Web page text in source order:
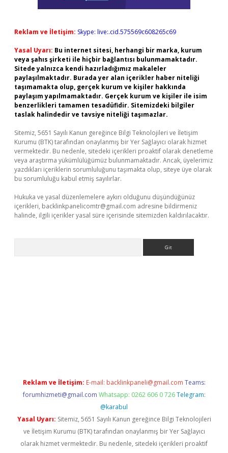
Reklam ve İletişim: Skype: live:.cid.575569c608265c69
Yasal Uyarı: Bu internet sitesi, herhangi bir marka, kurum
veya şahıs şirketi ile hiçbir bağlantısı bulunmamaktadır.
Sitede yalnızca kendi hazırladığımız makaleler
paylaşılmaktadır. Burada yer alan içerikler haber niteliği
taşımamakta olup, gerçek kurum ve kişiler hakkında
paylaşım yapılmamaktadır. Gerçek kurum ve kişiler ile isim
benzerlikleri tamamen tesadüfidir. Sitemizdeki bilgiler
taslak halindedir ve tavsiye niteliği taşımazlar.
Sitemiz, 5651 Sayılı Kanun gereğince Bilgi Teknolojileri ve İletişim
Kurumu (BTK) tarafından onaylanmış bir Yer Sağlayıcı olarak hizmet
vermektedir. Bu nedenle, sitedeki içerikleri proaktif olarak denetleme
veya araştırma yükümlülüğümüz bulunmamaktadır. Ancak, üyelerimiz
yazdıkları içeriklerin sorumluluğunu taşımakta olup, siteye üye olarak
bu sorumluluğu kabul etmiş sayılırlar.
Hukuka ve yasal düzenlemelere aykırı olduğunu düşündüğünüz
içerikleri, backlinkpanelicomtr@gmail.com adresine bildirmeniz
halinde, ilgili içerikler yasal süre içerisinde sitemizden kaldırılacaktır.
Reklam ve İletişim: E-mail: backlinkpaneli@gmail.com Teams:
forumhizmeti@gmail.com Whatsapp: 0262 606 0 726 Telegram:
@karabul
Yasal Uyarı: Sitemiz, 5651 Sayılı Kanun gereğince Bilgi Teknolojileri
ve İletişim Kurumu (BTK) tarafından onaylanmış bir Yer Sağlayıcı
olarak hizmet vermektedir. Bu nedenle, sitedeki içerikleri proaktif